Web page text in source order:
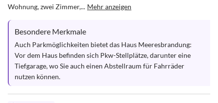
Wohnung, zwei Zimmer,... Mehr anzeigen
Besondere Merkmale
Auch Parkmöglichkeiten bietet das Haus Meeresbrandung:
Vor dem Haus befinden sich Pkw-Stellplätze, darunter eine
Tiefgarage, wo Sie auch einen Abstellraum für Fahrräder
nutzen können.